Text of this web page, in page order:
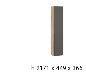
h 2171 х 449 х 366